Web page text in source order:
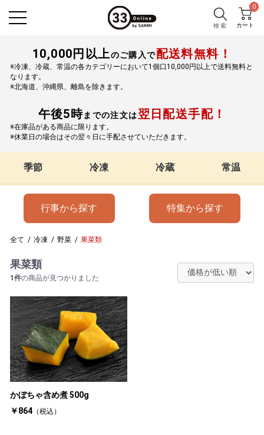
検 索 カート
0
10,000円以上のご購入で配送料無料！
※冷凍、冷蔵、常温の各カテゴリーにおいて1個口10,000円以上で送料無料と
なります。
※北海道、沖縄県、離島を除きます。
午後5時までの注文は翌日配送手配！
※在庫品がある商品に限ります。
※休業日の場合はその翌々日に手配させていただきます。
季節 冷凍 冷蔵 常温
行事から探す 特集から探す
全て / 冷凍 / 野菜 / 果菜類
果菜類
1件の商品が見つかりました
かぼちゃ含め煮 500g
￥864 （税込）